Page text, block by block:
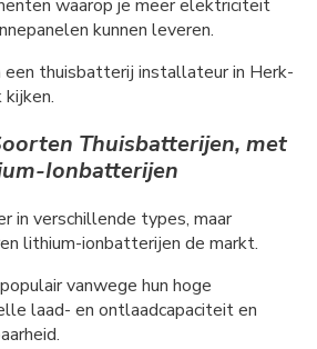
waarop je meer elektriciteit
kunnen leveren.
een thuisbatterij installateur in Herk-
Thuisbatterijen, met
Ionbatterijen
in verschillende types, maar
lithium-ionbatterijen de markt.
vanwege hun hoge
laad- en ontlaadcapaciteit en